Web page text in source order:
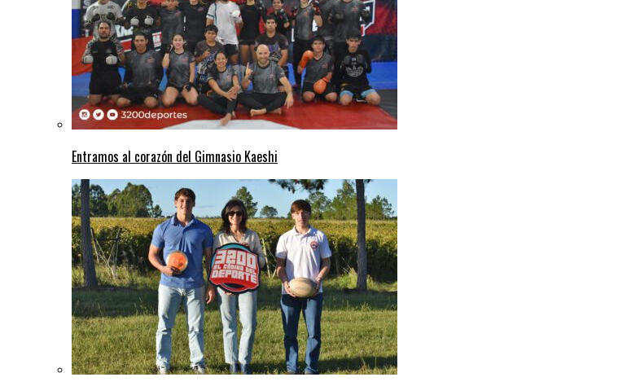
Entramos al corazón del Gimnasio Kaeshi